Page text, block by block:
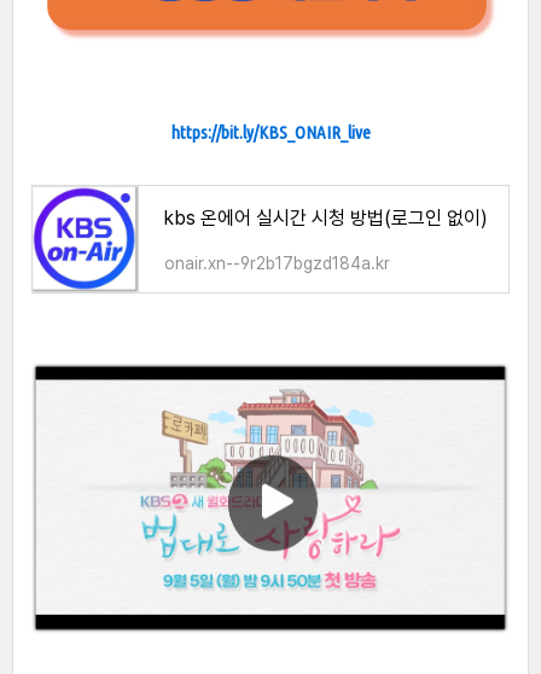
https://bit.ly/KBS_ONAIR_live
kbs 온에어 실시간 시청 방법(로그인 없이)
onair.xn--9r2b17bgzd184a.kr